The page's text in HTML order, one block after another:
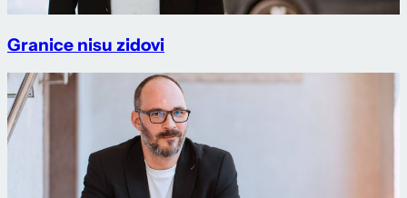
Granice nisu zidovi